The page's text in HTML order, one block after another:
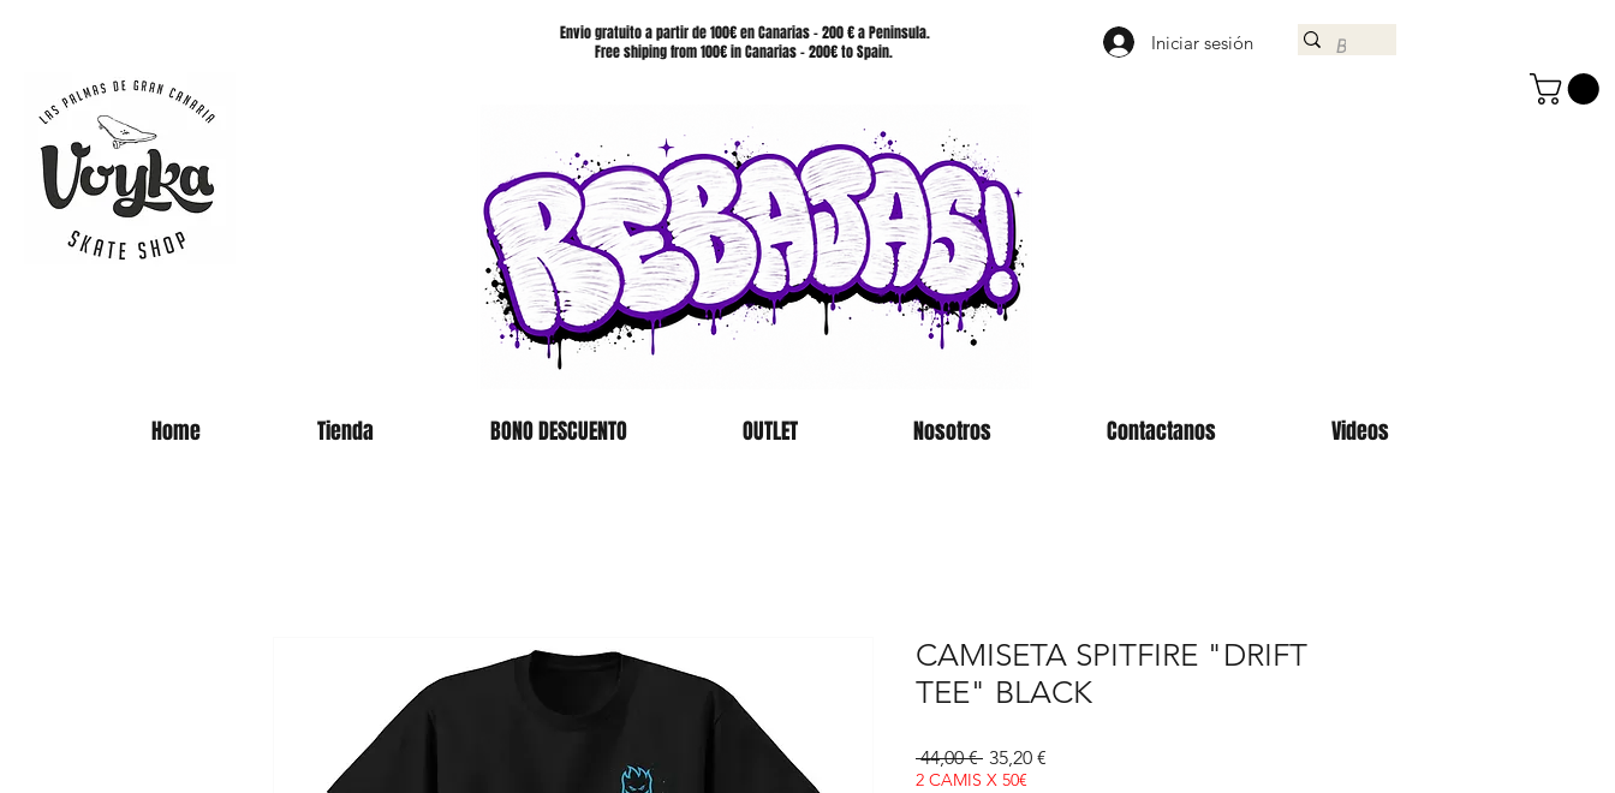
SKATE SHOPEnvio gratuito a partir de 100€ en Canarias - 200 € a Peninsula.
Free shiping from 100€ in Canarias - 200€ to Spain.
Iniciar sesión
Home Tienda BONO DESCUENTO OUTLET Nosotros Contactanos Videos
CAMISETA SPITFIRE "DRIFT
TEE" BLACK
44,00 € Precio
35,20 €
2 CAMIS X 50€